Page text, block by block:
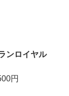
ンロイヤル
円